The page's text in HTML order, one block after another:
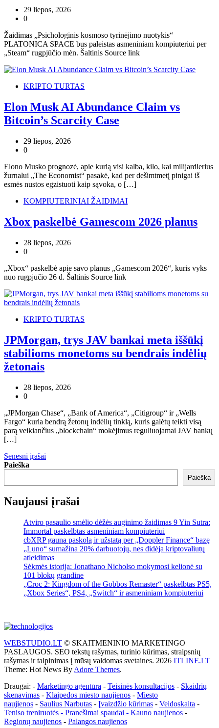
29 liepos, 2026
0
Žaidimas „Psichologinis kosmoso tyrinėjimo nuotykis“
PLATONICA SPACE bus paleistas asmeniniam kompiuteriui per
„Steam“ rugpjūčio mėn. Šaltinis Source link
KRIPTO TURTAS
Elon Musk AI Abundance Claim vs
Bitcoin’s Scarcity Case
29 liepos, 2026
0
Elono Musko prognozė, apie kurią visi kalba, kilo, kai milijardierius
žurnalui „The Economist“ pasakė, kad per dešimtmetį pinigai iš
esmės nustos egzistuoti kaip sąvoka, o […]
KOMPIUTERINIAI ŽAIDIMAI
Xbox paskelbė Gamescom 2026 planus
28 liepos, 2026
0
„Xbox“ paskelbė apie savo planus „Gamescom 2026“, kuris vyks
nuo rugpjūčio 26 d. Šaltinis Source link
KRIPTO TURTAS
JPMorgan, trys JAV bankai meta iššūkį
stabilioms monetoms su bendrais indėlių
žetonais
28 liepos, 2026
0
„JPMorgan Chase“, „Bank of America“, „Citigroup“ ir „Wells
Fargo“ kuria bendrą žetonų indėlių tinklą, kuris galėtų teikti visą
parą veikiančius „blockchain“ mokėjimus reguliuojamai JAV bankų
[…]
Navigacija
tarp
įrašų
Senesni įrašai
Paieška
Paieška
Naujausi įrašai
Atviro pasaulio smėlio dėžės auginimo žaidimas 9 Yin Sutra:
Immortal paskelbtas asmeniniam kompiuteriui
cbXRP gauna paskolą ir užstatą per „Doppler Finance“ bazę
„Luno“ sumažina 20% darbuotojų, nes didėja kriptovaliutų
atleidimas
Sėkmės istorija: Jonathano Nicholso mokymosi kelionė su
101 blokų grandine
„Croc 2: Kingdom of the Gobbos Remaster“ paskelbtas PS5,
„Xbox Series“, PS4, „Switch“ ir asmeniniam kompiuteriui
WEBSTUDIO.LT © SKAITMENINIO MARKETINGO
PASLAUGOS. SEO tekstų rašymas, turinio kūrimas, straipsnių
rašymas ir talpinimas į mūsų valdomas svetaines. 2026 ITLINE.LT
Theme: Hot News By Adore Themes.
Draugai: - Marketingo agentūra - Teisinės konsultacijos - Skaidrių
skenavimas - Klaipedos miesto naujienos - Miesto
naujienos - Saulius Narbutas - Įvaizdžio kūrimas - Veidoskaita -
Teniso treniruotės - Pranešimai spaudai - Kauno naujienos -
Regionų naujienos - Palangos naujienos